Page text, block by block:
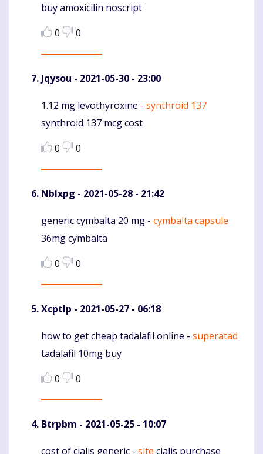
buy amoxicilin noscript
0
0
Jqysou - 2021-05-30 - 23:00
Komentaras
1.12 mg levothyroxine - synthroid 137
synthroid 137 mcg cost
0
0
Nblxpg - 2021-05-28 - 21:42
Komentaras
generic cymbalta 20 mg - cymbalta capsule
36mg cymbalta
0
0
Xcptlp - 2021-05-27 - 06:18
Komentaras
how to get cheap tadalafil online - superatad
tadalafil 10mg buy
0
0
Btrpbm - 2021-05-25 - 10:07
cost of cialis generic - site cialis purchase